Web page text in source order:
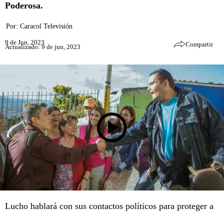
Poderosa.
Por: Caracol Televisión
9 de Jun, 2023
Actualizado: 9 de jun, 2023 Compartir
Lucho hablará con sus contactos políticos para proteger a